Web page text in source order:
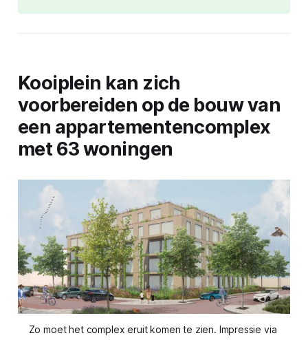
Kooiplein kan zich
voorbereiden op de bouw van
een appartementencomplex
met 63 woningen
Zo moet het complex eruit komen te zien. Impressie via